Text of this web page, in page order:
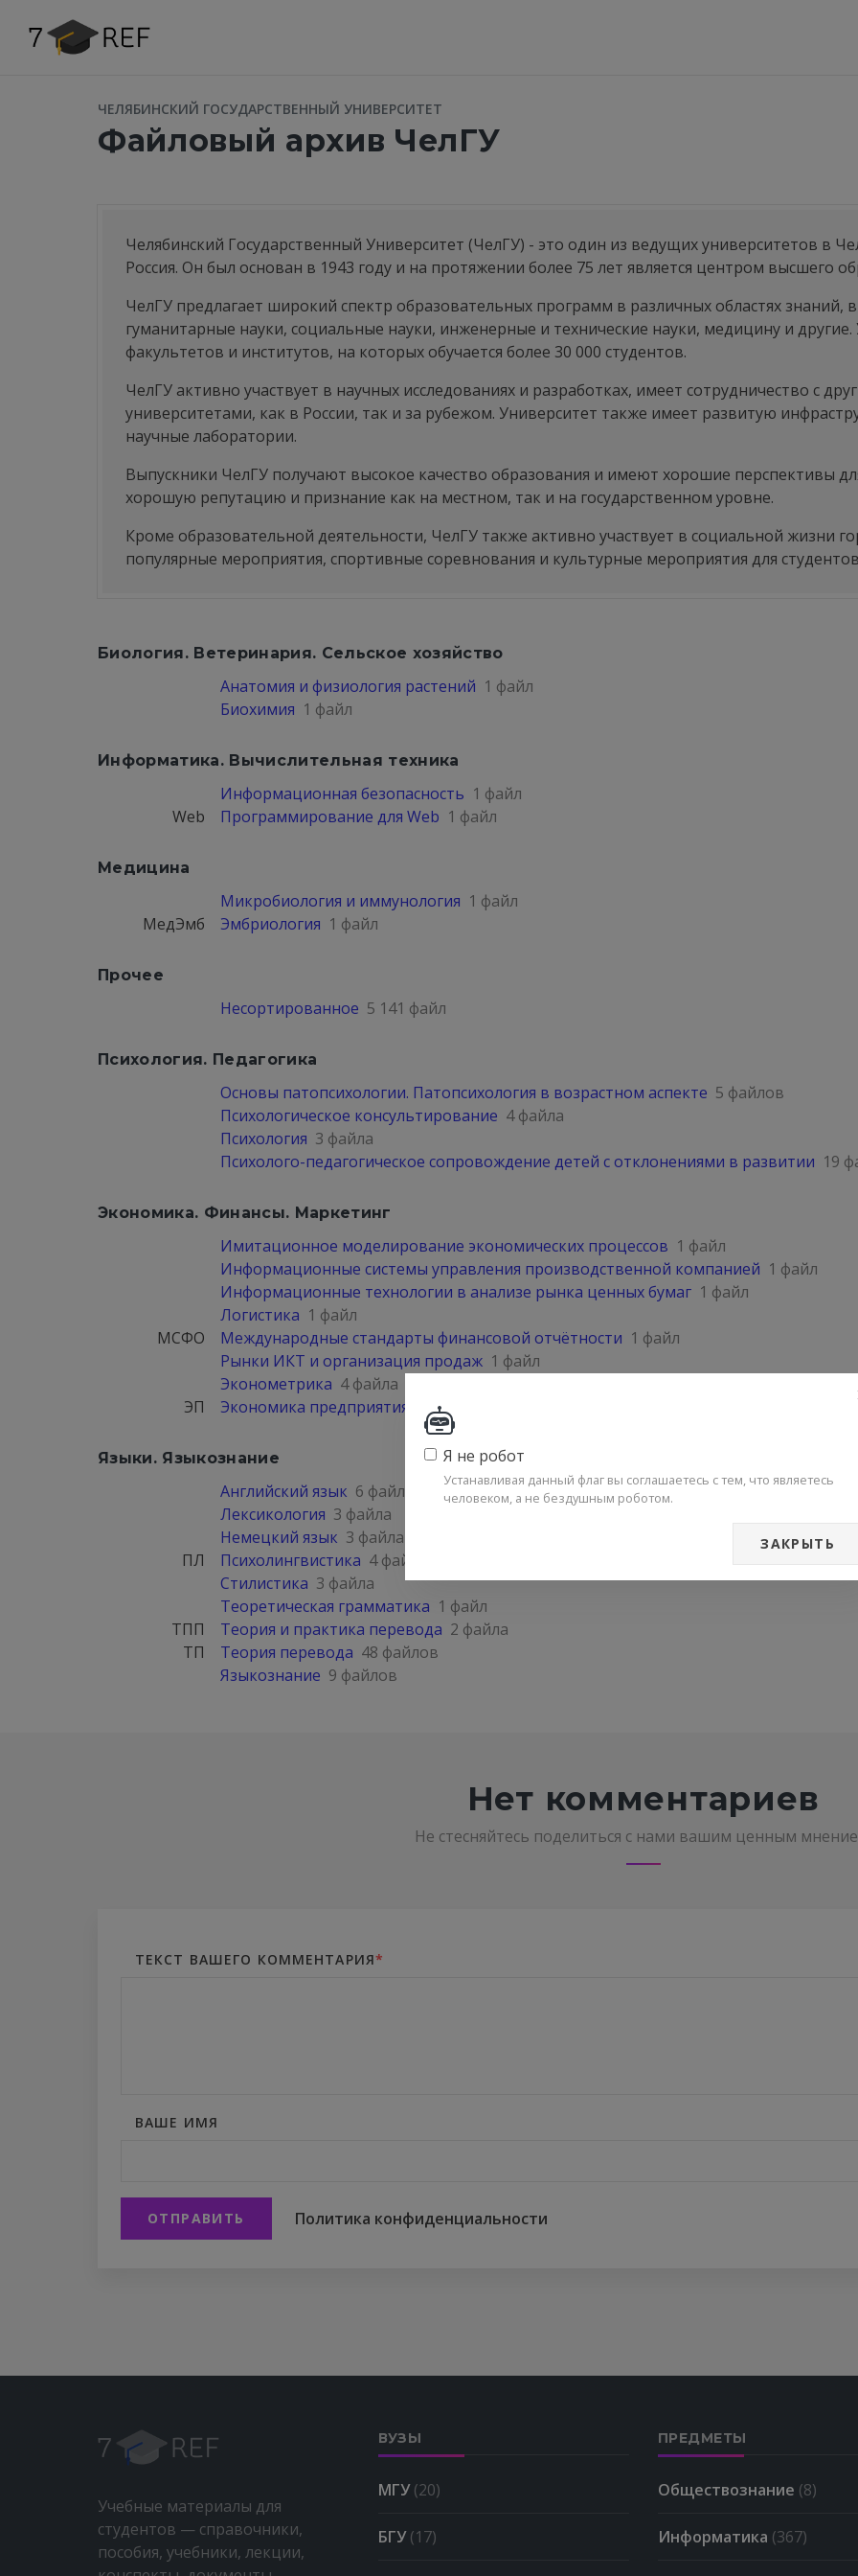
ЧЕЛЯБИНСКИЙ ГОСУДАРСТВЕННЫЙ УНИВЕРСИТЕТ
Файловый архив ЧелГУ
Челябинский Государственный Университет (ЧелГУ) - это один из ведущих университетов в
Россия. Он был основан в 1943 году и на протяжении более 75 лет является центром высшего
ЧелГУ предлагает широкий спектр образовательных программ в различных областях знаний,
гуманитарные науки, социальные науки, инженерные и технические науки, медицину и
факультетов и институтов, на которых обучается более 30 000 студентов.
ЧелГУ активно участвует в научных исследованиях и разработках, имеет сотрудничество с
университетами, как в России, так и за рубежом. Университет также имеет развитую
научные лаборатории.
Выпускники ЧелГУ получают высокое качество образования и имеют хорошие перспективы
хорошую репутацию и признание как на местном, так и на государственном уровне.
Кроме образовательной деятельности, ЧелГУ также активно участвует в социальной жизни
популярные мероприятия, спортивные соревнования и культурные мероприятия для
Биология. Ветеринария. Сельское хозяйство
Анатомия и физиология растений 1 файл
Биохимия 1 файл
Информатика. Вычислительная техника
Информационная безопасность 1 файл
Web
Программирование для Web 1 файл
Медицина
Микробиология и иммунология 1 файл
МедЭмб
Эмбриология 1 файл
Прочее
Несортированное 5 141 файл
Психология. Педагогика
Основы патопсихологии. Патопсихология в возрастном аспекте 5 файлов
Психологическое консультирование 4 файла
Психология 3 файла
Психолого-педагогическое сопровождение детей с отклонениями в развитии 19
Экономика. Финансы. Маркетинг
Имитационное моделирование экономических процессов 1 файл
Информационные системы управления производственной компанией 1 файл
Информационные технологии в анализе рынка ценных бумаг 1 файл
Логистика 1 файл
МСФО
Международные стандарты финансовой отчётности 1 файл
Рынки ИКТ и организация продаж 1 файл
Эконометрика 4 файла
ЭП
Экономика предприятия 2 файла
Языки. Языкознание
Английский язык 6 файлов
Лексикология 3 файла
Немецкий язык 3 файла
ПЛ
Психолингвистика 4 файла
Стилистика 3 файла
Теоретическая грамматика 1 файл
ТПП
Теория и практика перевода 2 файла
ТП
Теория перевода 48 файлов
Языкознание 9 файлов
Нет комментариев
Не стесняйтесь поделиться с нами вашим ценным
ТЕКСТ ВАШЕГО КОММЕНТАРИЯ*
ВАШЕ ИМЯ
ОТПРАВИТЬ Политика конфиденциальности
Учебные материалы для
студентов — справочники,
пособия, учебники, лекции,
ВУЗЫ
МГУ(20)
БГУ(17)
ПРЕДМЕТЫ
Обществознание (8)
Информатика (367)
Я не робот
Устанавливая данный флаг вы соглашаетесь с тем, что являетесь
человеком, а не бездушным роботом.
ЗАКРЫТЬ